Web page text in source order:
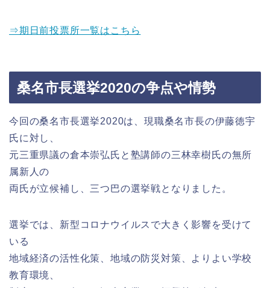
⇒期日前投票所一覧はこちら
桑名市長選挙2020の争点や情勢
今回の桑名市長選挙2020は、現職桑名市長の伊藤徳宇
氏に対し、
元三重県議の倉本崇弘氏と塾講師の三林幸樹氏の無所
属新人の
両氏が立候補し、三つ巴の選挙戦となりました。
選挙では、新型コロナウイルスで大きく影響を受けて
いる
地域経済の活性化策、地域の防災対策、よりよい学校
教育環境、